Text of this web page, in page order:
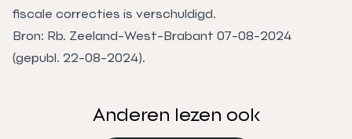
fiscale correcties is verschuldigd.
Bron: Rb. Zeeland-West-Brabant 07-08-2024
(gepubl. 22-08-2024).
Anderen lezen ook